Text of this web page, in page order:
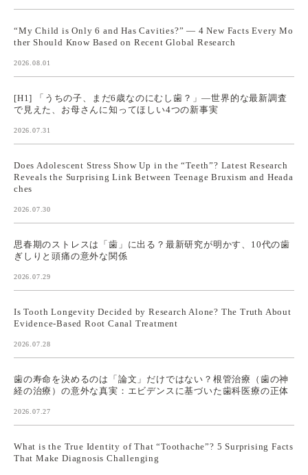
“My Child is Only 6 and Has Cavities?” — 4 New Facts Every Mo
ther Should Know Based on Recent Global Research
2026.08.01
[H1] 「うちの子、まだ6歳なのにむし歯？」—世界的な最新調査
で見えた、お母さんに知ってほしい4つの新事実
2026.07.31
Does Adolescent Stress Show Up in the “Teeth”? Latest Research
Reveals the Surprising Link Between Teenage Bruxism and Heada
ches
2026.07.30
思春期のストレスは「歯」に出る？最新研究が明かす、10代の歯
ぎしりと頭痛の意外な関係
2026.07.29
Is Tooth Longevity Decided by Research Alone? The Truth About
Evidence-Based Root Canal Treatment
2026.07.28
歯の寿命を決めるのは「論文」だけではない？根管治療（歯の神
経の治療）の意外な真実：エビデンスに基づいた歯科医療の正体
2026.07.27
What is the True Identity of That “Toothache”? 5 Surprising Facts
That Make Diagnosis Challenging